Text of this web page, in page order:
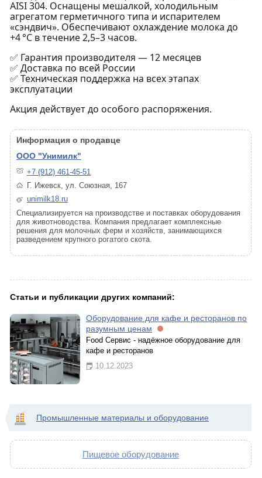
AISI 304. Оснащены мешалкой, холодильным
агрегатом герметичного типа и испарителем
«сэндвич». Обеспечивают охлаждение молока до
+4 °C в течение 2,5–3 часов.
✅ Гарантия производителя — 12 месяцев
✅ Доставка по всей России
✅ Техническая поддержка на всех этапах
эксплуатации
Акция действует до особого распоряжения.
Информация о продавце
ООО "Унимилк"
+7 (912) 461-45-51
Г. Ижевск, ул. Союзная, 167
unimilk18.ru
Специализируется на производстве и поставках оборудования
для животноводства. Компания предлагает комплексные
решения для молочных ферм и хозяйств, занимающихся
разведением крупного рогатого скота.
Статьи и публикации других компаний:
Оборудование для кафе и ресторанов по
разумным ценам
Food Сервис - надёжное оборудование для
кафе и ресторанов
10.12.2023
Промышленные материалы и оборудование
Пищевое оборудование